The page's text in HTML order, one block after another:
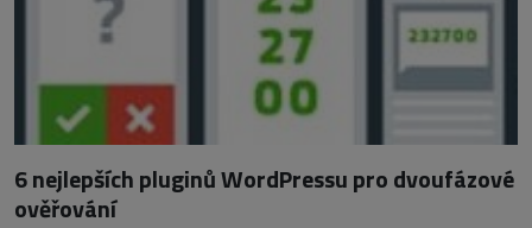
6 nejlepších pluginů WordPressu pro dvoufázové
ověřování